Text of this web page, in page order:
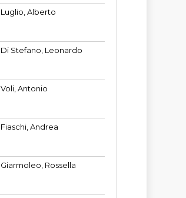
Luglio, Alberto
Di Stefano, Leonardo
Voli, Antonio
Fiaschi, Andrea
Giarmoleo, Rossella